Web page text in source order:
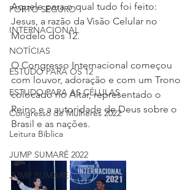
PORTO SEGURO
INTERNACIONAL
NOTÍCIAS
ESTUDO PARA OS 12
ESTUDO PARA AS CÉLULAS
Congresso de Mulheres 2022
Leitura Bíblica
JUMP SUMARÉ 2022
JUMP SUMARÉ
Aquele para o qual tudo foi feito:
Jesus, a razão da Visão Celular no
Modelo dos 12.
O Congresso Internacional começou
com louvor, adoração e com um Trono
colocado no Altar, representado o
Reino e a autoridade de Deus sobre o
Brasil e as nações.